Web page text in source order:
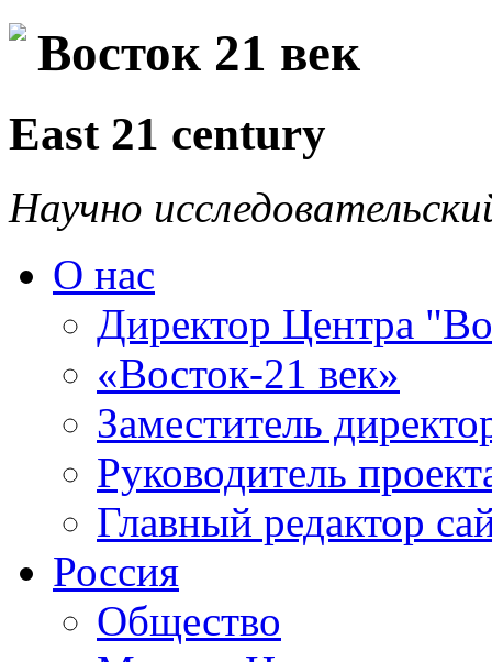
Восток 21 век
East 21 century
Научно
О нас
Директор Центра
«Восток-21 век»
Заместитель
Руководитель
Главный редактор
Россия
Общество